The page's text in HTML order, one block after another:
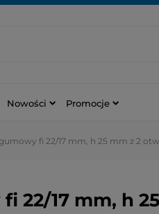
Nowości Promocje
fi 22/17 mm, h 25 mm z 2
22/17 mm, h